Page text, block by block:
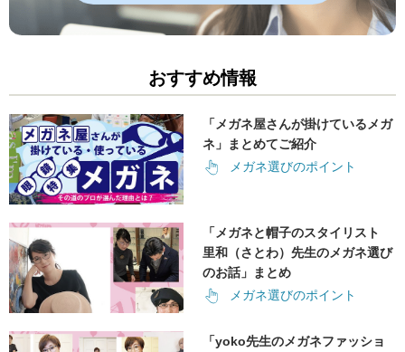
おすすめ情報
「メガネ屋さんが掛けているメガ
ネ」まとめてご紹介
メガネ選びのポイント
「メガネと帽子のスタイリスト
里和（さとわ）先生のメガネ選び
のお話」まとめ
メガネ選びのポイント
「yoko先生のメガネファッショ